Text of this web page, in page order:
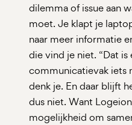
dilemma of issue aan
moet. Je klapt je
naar meer informatie
die vind je niet. “Dat
communicatievak iets
denk je. En daar blijft
dus niet. Want
mogelijkheid om